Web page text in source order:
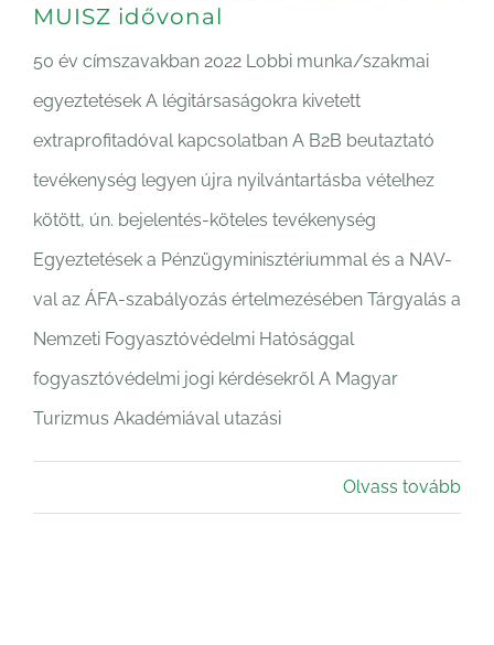
MUISZ idővonal
50 év címszavakban 2022 Lobbi munka/szakmai
egyeztetések A légitársaságokra kivetett
extraprofitadóval kapcsolatban A B2B beutaztató
tevékenység legyen újra nyilvántartásba vételhez
kötött, ún. bejelentés-köteles tevékenység
Egyeztetések a Pénzügyminisztériummal és a NAV-
val az ÁFA-szabályozás értelmezésében Tárgyalás a
Nemzeti Fogyasztóvédelmi Hatósággal
fogyasztóvédelmi jogi kérdésekről A Magyar
Turizmus Akadémiával utazási
Olvass tovább